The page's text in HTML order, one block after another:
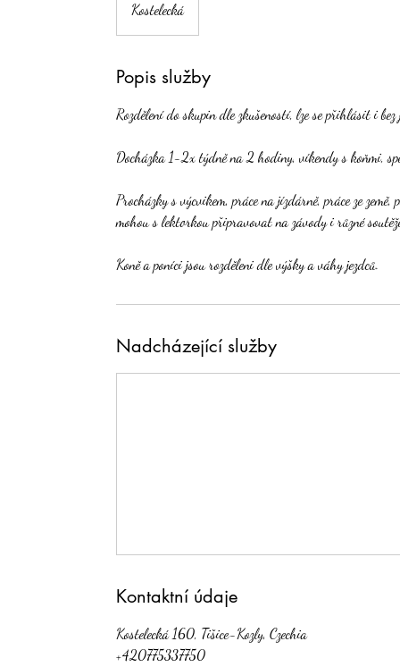
Kostelecká
Popis služby
Rozdělení do skupin dle zkušeností, lze se přihlásit i
Docházka 1-2x týdně na 2 hodiny, víkendy s koňmi,
Procházky s výcvikem, práce na jízdárně, práce ze
mohou s lektorkou připravovat na závody i různé
Koně a poníci jsou rozděleni dle výšky a váhy jezdců.
Nadcházející služby
Kontaktní údaje
Kostelecká 160, Tišice-Kozly, Czechia
+420775337750